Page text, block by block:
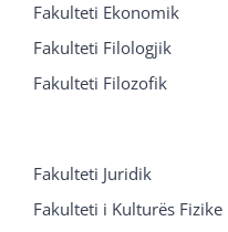
Fakulteti Ekonomik
Fakulteti Filologjik
Fakulteti Filozofik
Fakulteti Juridik
Fakulteti i Kulturës Fizike